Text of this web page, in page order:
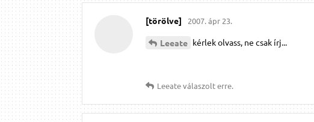
[törölve] 2007. ápr 23.
Leeate kérlek olvass, ne csak írj...
Leeateválaszolt erre.